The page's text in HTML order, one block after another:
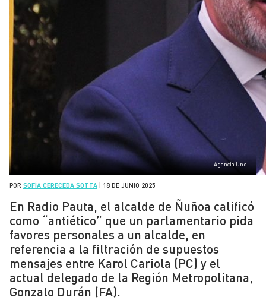
Agencia Uno
POR SOFÍA CERECEDA SOTTA 18 DE JUNIO 2025
En Radio Pauta, el alcalde de Ñuñoa calificó
como “antiético” que un parlamentario pida
favores personales a un alcalde, en
referencia a la filtración de supuestos
mensajes entre Karol Cariola (PC) y el
actual delegado de la Región Metropolitana,
Gonzalo Durán (FA).